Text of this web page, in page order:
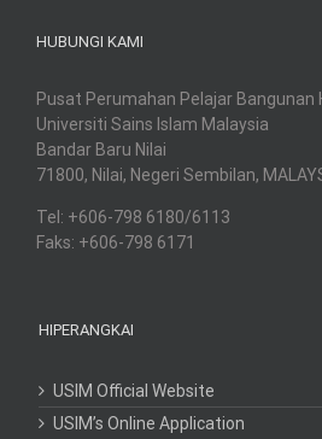
HUBUNGI KAMI
Pusat Perumahan Pelajar Bangunan
Universiti Sains Islam Malaysia
Bandar Baru Nilai
71800, Nilai, Negeri Sembilan,
Tel: +606-798 6180/6113
Faks: +606-798 6171
HIPERANGKAI
USIM Official Website
USIM’s Online Application